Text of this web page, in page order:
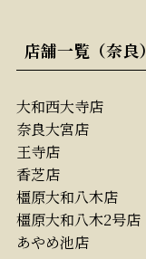
店舗一覧（奈良）
大和西大寺店
奈良大宮店
王寺店
香芝店
橿原大和八木店
橿原大和八木2号店
あやめ池店